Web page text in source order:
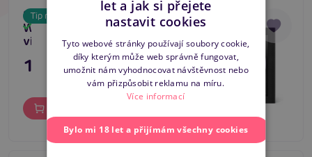
Tip na dárek
Satisfyer G-Spot
Wave 4 (Dark Blue),
vibrátor na G-bod
Skladem
1 045 Kč
Novinka
LELO Tiani Twist
(Levander), dvojitý
vibrátor na klitoris a
g-bod
Skladem
2 895 Kč
ENGLISH
let a jak si přejete
nastavit cookies
Tyto webové stránky používají soubory cookie,
díky kterým může web správně fungovat,
umožnit nám vyhodnocovat návštěvnost nebo
vám přizpůsobit reklamu na míru.
Více informací
Bylo mi 18 let a přijímám všechny cookies